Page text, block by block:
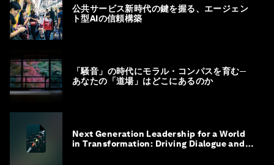
公共サービス新時代の鍵を握る、エージェン
ト型AIの信頼構築
「騒音」の時代にモラル・コンパスを育む─
あなたの「道場」はどこにあるのか
Next Generation Leadership for a World
in Transformation: Driving Dialogue and